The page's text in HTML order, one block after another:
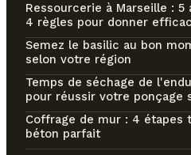
Ressourcerie à Marseille :
4 règles pour donner
Semez le basilic au bon
selon votre région
Temps de séchage de
pour réussir votre ponçage
Coffrage de mur : 4 étapes
béton parfait